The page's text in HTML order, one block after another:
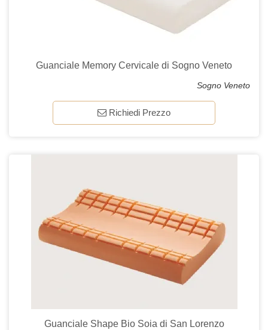
Guanciale Memory Cervicale di Sogno Veneto
Sogno Veneto
Richiedi Prezzo
Guanciale Shape Bio Soia di San Lorenzo